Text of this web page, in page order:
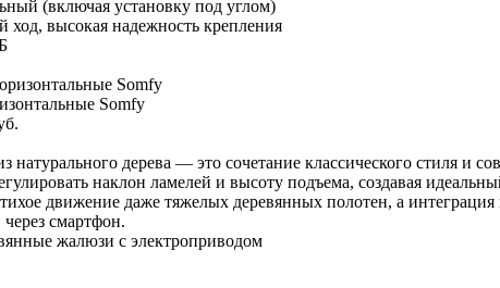
(включая установку под углом)
высокая надежность крепления
Somfy
натурального дерева — это сочетание классического стиля и
наклон ламелей и высоту подъема, создавая
движение даже тяжелых деревянных полотен, а
смартфон.
жалюзи с электроприводом